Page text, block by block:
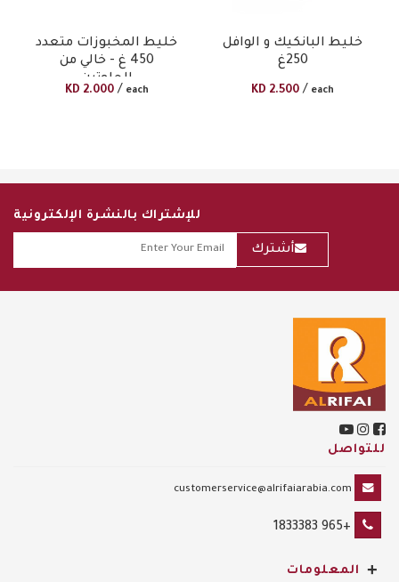
خليط المخبوزات متعدد
450 غ - خالي من
الجلوتين
KD 2.000 / each
خليط البانكيك و الوافل
250غ
KD 2.500 / each
للإشتراك بالنشرة الإلكترونية
أشترك
للتواصل
customerservice@alrifaiarabia.com
+965 1833383
المعلومات +